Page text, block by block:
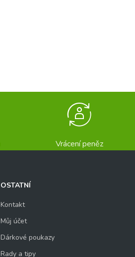
Vrácení peněz
OSTATNÍ
Kontakt
Můj účet
Dárkové poukazy
Rady a tipy